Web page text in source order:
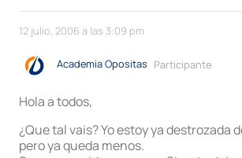
12 julio, 2006 a las 3:09 pm
Academia Opositas Participante
Hola a todos,
¿Que tal vais? Yo estoy ya destrozada
pero ya queda menos.